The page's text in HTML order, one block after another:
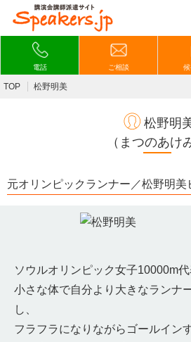
電話 ご相談
TOP 松野明美
松野明
（まつのあけ
元オリンピックランナー／松野明
ソウルオリンピック女子10000m代
小さな体で自分より大きなランナ
し、
フラフラになりながらゴールイン